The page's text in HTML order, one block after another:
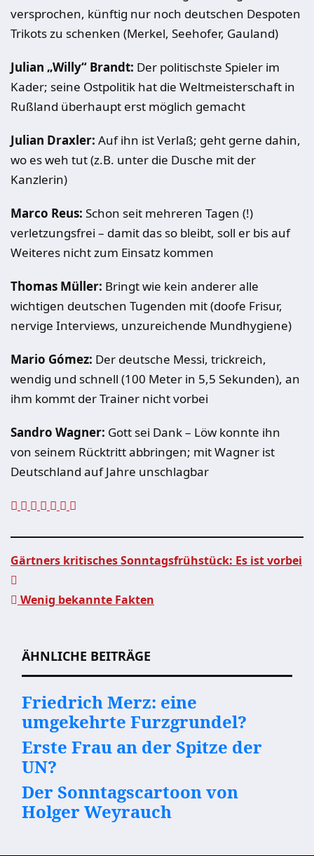
versprochen, künftig nur noch deutschen Despoten
Trikots zu schenken (Merkel, Seehofer, Gauland)
Julian „Willy“ Brandt: Der politischste Spieler im
Kader; seine Ostpolitik hat die Weltmeisterschaft in
Rußland überhaupt erst möglich gemacht
Julian Draxler: Auf ihn ist Verlaß; geht gerne dahin,
wo es weh tut (z.B. unter die Dusche mit der
Kanzlerin)
Marco Reus: Schon seit mehreren Tagen (!)
verletzungsfrei – damit das so bleibt, soll er bis auf
Weiteres nicht zum Einsatz kommen
Thomas Müller: Bringt wie kein anderer alle
wichtigen deutschen Tugenden mit (doofe Frisur,
nervige Interviews, unzureichende Mundhygiene)
Mario Gómez: Der deutsche Messi, trickreich,
wendig und schnell (100 Meter in 5,5 Sekunden), an
ihm kommt der Trainer nicht vorbei
Sandro Wagner: Gott sei Dank – Löw konnte ihn
von seinem Rücktritt abbringen; mit Wagner ist
Deutschland auf Jahre unschlagbar
Beitragsnavigation
Gärtners kritisches Sonntagsfrühstück: Es ist vorbei
Wenig bekannte Fakten
ÄHNLICHE BEITRÄGE
Friedrich Merz: eine
umgekehrte Furzgrundel?
Erste Frau an der Spitze der
UN?
Der Sonntagscartoon von
Holger Weyrauch